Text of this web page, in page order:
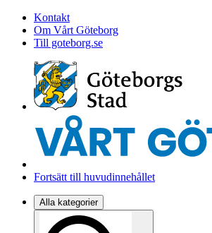
Kontakt
Om Vårt Göteborg
Till goteborg.se
Fortsätt till huvudinnehållet
Alla kategorier